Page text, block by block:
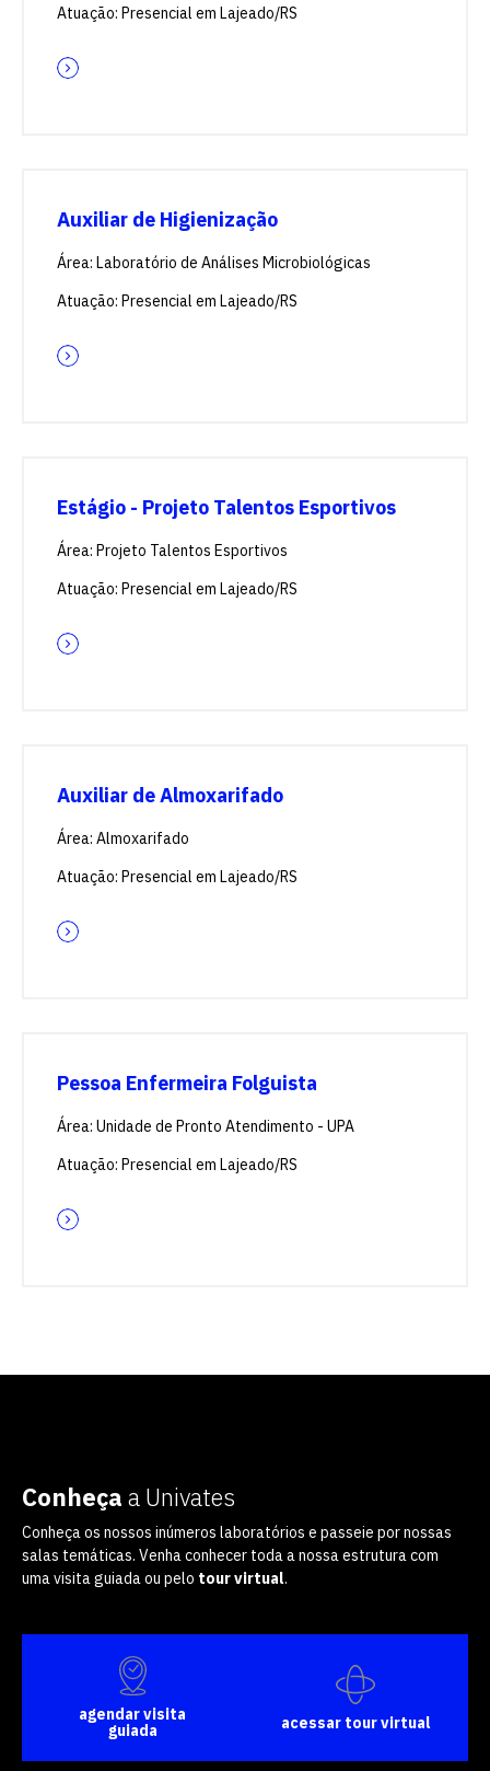
Atuação: Presencial em Lajeado/RS
Auxiliar de Higienização
Área: Laboratório de Análises Microbiológicas
Atuação: Presencial em Lajeado/RS
Estágio - Projeto Talentos Esportivos
Área: Projeto Talentos Esportivos
Atuação: Presencial em Lajeado/RS
Auxiliar de Almoxarifado
Área: Almoxarifado
Atuação: Presencial em Lajeado/RS
Pessoa Enfermeira Folguista
Área: Unidade de Pronto Atendimento - UPA
Atuação: Presencial em Lajeado/RS
Conheça a Univates
Conheça os nossos inúmeros laboratórios e passeie por nossas
salas temáticas. Venha conhecer toda a nossa estrutura com
uma visita guiada ou pelo tour virtual.
agendar visita
guiada
acessar tour virtual